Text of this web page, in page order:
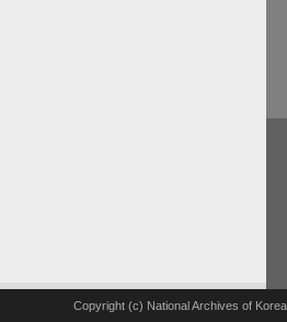
Copyright (c) National Archives of